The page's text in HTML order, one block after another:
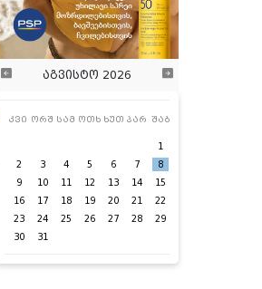
აგვისტო 2026
კვი ორშ სამ ოთხ ხუთ პარ შაბ
1
2
3 4 5 6 7
8
9
10 11 12 13 14
15
16
17 18 19 20 21
22
23
24 25 26 27 28
29
30
31